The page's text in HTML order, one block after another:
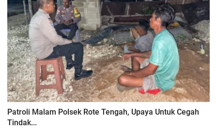
Patroli Malam Polsek Rote Tengah, Upaya Untuk Cegah
Tindak...